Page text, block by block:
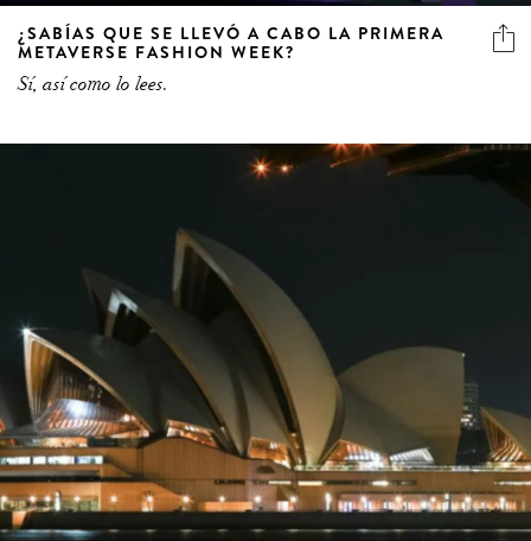
¿SABÍAS QUE SE LLEVÓ A CABO LA PRIMERA
METAVERSE FASHION WEEK?
Sí, así como lo lees.